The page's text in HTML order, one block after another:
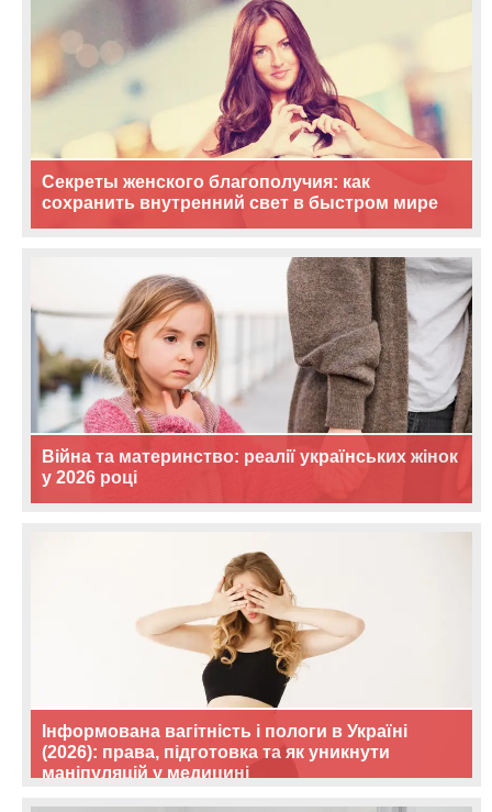
Секреты женского благополучия: как
сохранить внутренний свет в быстром мире
Війна та материнство: реалії українських жінок
у 2026 році
Інформована вагітність і пологи в Україні
(2026): права, підготовка та як уникнути
маніпуляцій у медицині